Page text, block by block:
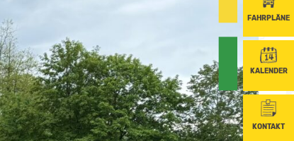
FAHRPLÄNE
KALENDER
KONTAKT